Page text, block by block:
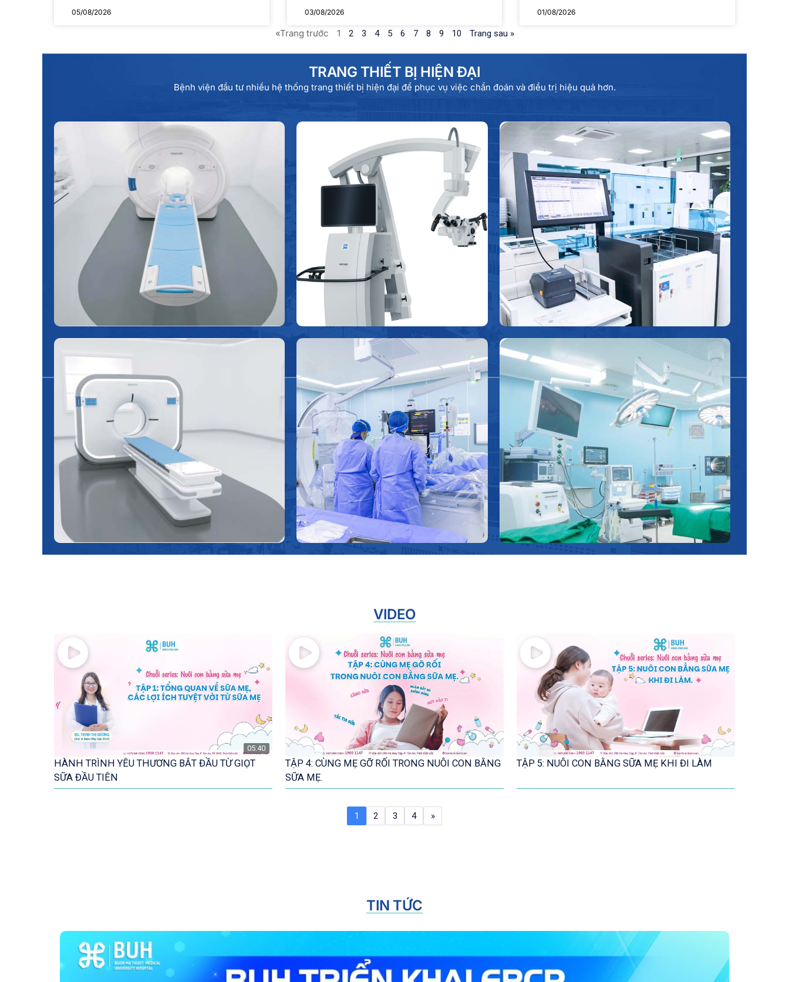
05/08/2026 03/08/2026 01/08/2026
«Trang trước 1 2 3 4 5 6 7 8 9 10 Trang sau »
TRANG THIẾT BỊ HIỆN ĐẠI
Bệnh viện đầu tư nhiều hệ thống trang thiết bị hiện đại để phục vụ việc chẩn đoán và điều trị hiệu quả hơn.
MÁY MRI 1.5 TESLA
Máy chụp MRI (máy chụp cộng hưởng từ) là
thiết bị sử dụng từ trường mạnh và sóng vô
tuyến để tạo ra những hình ảnh chi tiết về
các cơ quan và mô bên trong cơ thể.
Hệ thống kính hiển vi
phẫu thuật ZEISS
TIVATO 700
Nâng cao độ chính xác trong các
phẫu thuật phức tạp, tinh vi như
phẫu thuật thần kinh - sọ não nhờ
khả năng phóng đại và độ phân giải
cao.
Phòng xét nghiệm tự động hóa
Automation CCM & cobas Pro
của hãng Roche (Thụy Sĩ)
Đây là hệ thống xét nghiệm tự động tiên tiến,
được thiết kế để tối ưu hóa quy trình vận
hành, hạn chế tối đa thao tác thủ công trong
các giai đoạn chuẩn bị, phân tích và lưu trữ
mẫu.
Máy CT 128 lát cắt
Sử dụng tia X với máy đa dãy đầu dò để tạo
nên các hình ảnh chi tiết bên trong cơ thể
một cách nhanh chóng với hình ảnh chất
lượng cao, tự động giảm liều bức xạ phù hợp
cho từng người bệnh.
Phòng can thiệp tim mạch
Trang bị hệ thống chụp mạch máu kỹ thuật số
hóa xóa nền (DSA) hiện đại, kết hợp máy siêu
âm trong lòng mạch IVUS (Intravascular
Ultrasound) giúp đánh giá chi tiết cấu trúc
mạch, ung cấp hình ảnh mạch máu sắc nét, hỗ
trợ các thủ thuật can thiệp tim - mạch với độ
chính xác cao.
Hệ thống phòng mổ hiện đại
Trang bị đầy đủ các thiết bị y tế tiên tiến
phục vụ các phẫu thuật chuyên sâu an toàn
và hiệu quả.
VIDEO
05:40
HÀNH TRÌNH YÊU THƯƠNG BẮT ĐẦU TỪ GIỌT
SỮA ĐẦU TIÊN
TẬP 4: CÙNG MẸ GỠ RỐI TRONG NUÔI CON BẰNG
SỮA MẸ.
TẬP 5: NUÔI CON BẰNG SỮA MẸ KHI ĐI LÀM
1 2 3 4 »
TIN TỨC